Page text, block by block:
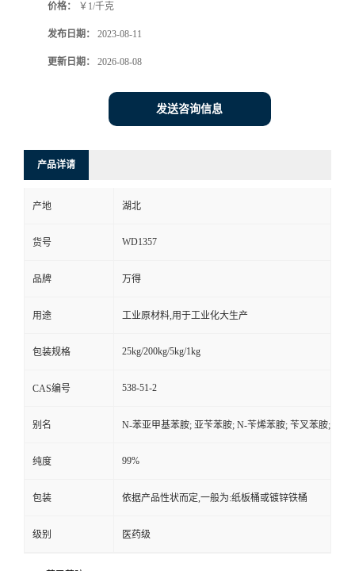
价格： ￥1/千克
发布日期： 2023-08-11
更新日期： 2026-08-08
发送咨询信息
产品详请
产地 湖北
货号 WD1357
品牌 万得
用途 工业原材料,用于工业化大生产
包装规格 25kg/200kg/5kg/1kg
CAS编号 538-51-2
别名 N-苯亚甲基苯胺; 亚苄苯胺; N-苄烯苯胺; 苄叉苯胺;
纯度 99%
包装 依据产品性状而定,一般为:纸板桶或镀锌铁桶
级别 医药级